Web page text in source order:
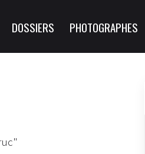
DOSSIERS PHOTOGRAPHES